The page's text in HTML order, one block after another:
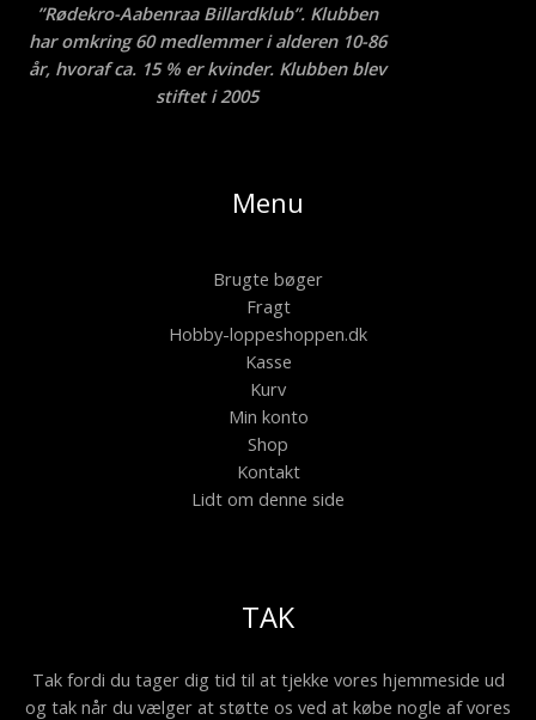
”Rødekro-Aabenraa Billardklub”. Klubben
har omkring 60 medlemmer i alderen 10-86
år, hvoraf ca. 15 % er kvinder. Klubben blev
stiftet i 2005
Menu
Brugte bøger
Fragt
Hobby-loppeshoppen.dk
Kasse
Kurv
Min konto
Shop
Kontakt
Lidt om denne side
TAK
Tak fordi du tager dig tid til at tjekke vores hjemmeside ud
og tak når du vælger at støtte os ved at købe nogle af vores